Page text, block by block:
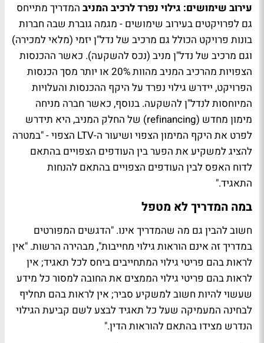
עירוב שימושים: גילוי נפרד לרכיב המניב המדריך מתייחס
גם לפרויקטים בעירוב שימושים - מגמה גוברת שבה חברות
בונות פרויקט הכולל גם מרכיב של נדל"ן יזמי (מלאי למכירה)
וגם מרכיב של נדל"ן מניב (נכס להשקעה). כאשר ההכנסות
הצפויות מהרכיב המניב מהוות 20% או יותר מסך הכנסות
הפרויקט, יידרש גילוי נפרד על היקף ההכנסות והעלויות
המיוחסות לנדל"ן להשקעה. בנוסף, כאשר חברה מניחה
מימון מחדש (refinancing) של החלק המניב, היא תידרש
לפרט את היקף המימון הצפוי ושיעור ה-LTV הצפוי - "במטרה
להציג למשקיע את הפער בין העודפים הצפויים בהתאם
לדוח האפס לבין העודפים הצפויים בהתאם להנחות
התאגיד."
במה המדריך לא מטפל
חשוב להבין גם מה שהמדריך אינו. "הדגשים המפורטים
במדריך זה אינם הוראות גילוי מחייבות", מבהירה הרשות. "אין
לראות בהם פריטי גילוי המתחייבים ביחס לכל תאגיד; אין
לראות בהם פריטי גילוי הממצים את החובה למסור כל מידע
שעשוי להיות חשוב למשקיע סביר; אין לראות בהם תחליף
לבחינה המעמיקה שעל כל תאגיד לבצע לשם קביעת הגילוי
הנדרש מצידו בהתאם להוראות הדין."